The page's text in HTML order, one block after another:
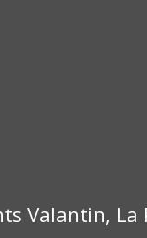
Valantin, La